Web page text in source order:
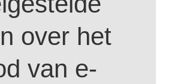
over het
van e-